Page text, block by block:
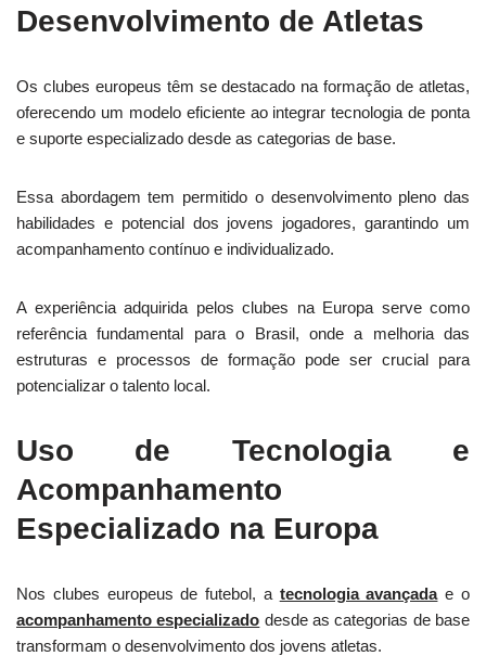
Desenvolvimento de Atletas
Os clubes europeus têm se destacado na formação de atletas,
oferecendo um modelo eficiente ao integrar tecnologia de ponta
e suporte especializado desde as categorias de base.
Essa abordagem tem permitido o desenvolvimento pleno das
habilidades e potencial dos jovens jogadores, garantindo um
acompanhamento contínuo e individualizado.
A experiência adquirida pelos clubes na Europa serve como
referência fundamental para o Brasil, onde a melhoria das
estruturas e processos de formação pode ser crucial para
potencializar o talento local.
Uso de Tecnologia e
Acompanhamento
Especializado na Europa
Nos clubes europeus de futebol, a tecnologia avançadae o
acompanhamento especializado desde as categorias de base
transformam o desenvolvimento dos jovens atletas.